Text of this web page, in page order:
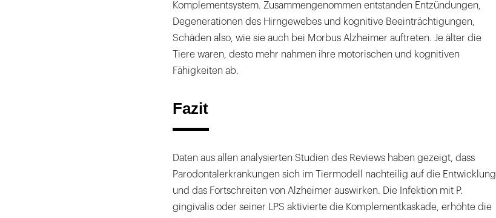
Komplementsystem. Zusammengenommen entstanden Entzündungen,
Degenerationen des Hirngewebes und kognitive Beeinträchtigungen,
Schäden also, wie sie auch bei Morbus Alzheimer auftreten. Je älter die
Tiere waren, desto mehr nahmen ihre motorischen und kognitiven
Fähigkeiten ab.
Fazit
Daten aus allen analysierten Studien des Reviews haben gezeigt, dass
Parodontalerkrankungen sich im Tiermodell nachteilig auf die Entwicklung
und das Fortschreiten von Alzheimer auswirken. Die Infektion mit P.
gingivalis oder seiner LPS aktivierte die Komplementkaskade, erhöhte die